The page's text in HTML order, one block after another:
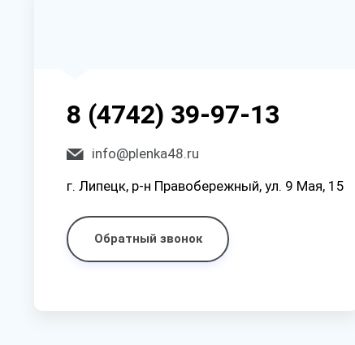
8 (4742) 39-97-13
info@plenka48.ru
г. Липецк, р-н Правобережный, ул. 9 Мая, 15
Обратный звонок